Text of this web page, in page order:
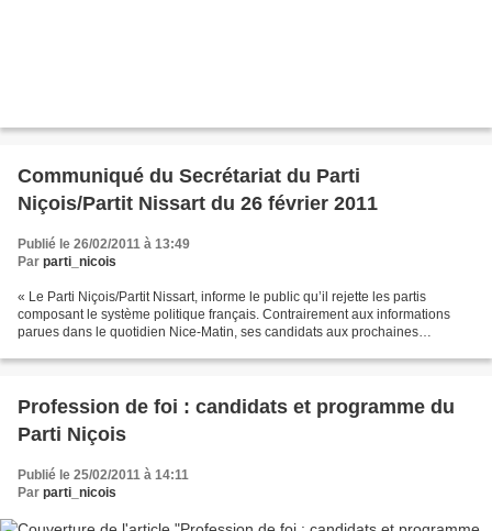
Communiqué du Secrétariat du Parti
Niçois/Partit Nissart du 26 février 2011
Publié le 26/02/2011 à 13:49
Par parti_nicois
« Le Parti Niçois/Partit Nissart, informe le public qu’il rejette les partis
composant le système politique français. Contrairement aux informations
parues dans le quotidien Nice-Matin, ses candidats aux prochaines
Profession de foi : candidats et programme du
Parti Niçois
Publié le 25/02/2011 à 14:11
Par parti_nicois